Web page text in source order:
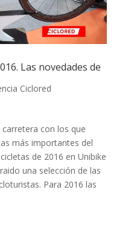
Las novedades de
Ciclored
con los que
más importantes del
de 2016 en Unibike
una selección de las
Para 2016 las